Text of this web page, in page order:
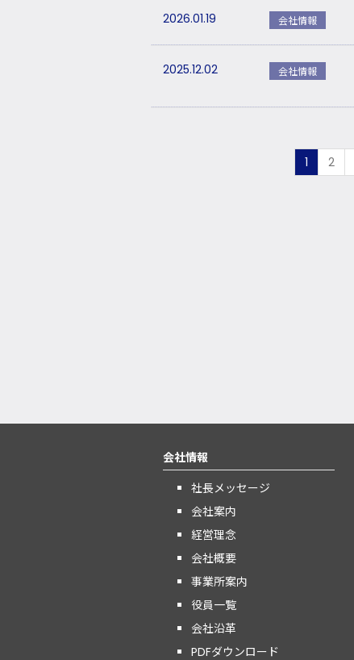
2026.01.19 会社情報
2025.12.02 会社情報
1 2
会社情報
社長メッセージ
会社案内
経営理念
会社概要
事業所案内
役員一覧
会社沿革
PDFダウンロード